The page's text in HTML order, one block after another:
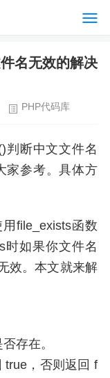
名无效的解决
PHP代码库
判断中文文件名
家参考。具体方
file_exists函数
时如果你文件名
效。本文就来解
存在。
true，否则返回 f